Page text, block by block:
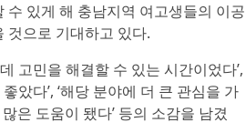
있게 해 충남지역 여고생들의 이공
것으로 기대하고 있다.
고민을 해결할 수 있는 시간이었다’,
았다’, ‘해당 분야에 더 큰 관심을 가
은 도움이 됐다’ 등의 소감을 남겼